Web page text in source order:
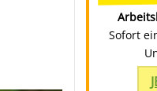
Sofort